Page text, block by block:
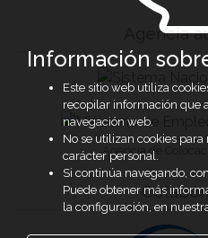
Agencia
Agencia de
Información
Este sitio web utiliza
recopilar información que
navegación web.
No se utilizan cookies
carácter personal.
Si continúa navegando,
Puede obtener más
la configuración, en